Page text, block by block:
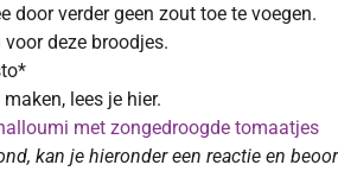
door verder geen zout toe te voegen.
deze broodjes.
lees je hier.
met zongedroogde tomaatjes
kan je hieronder een reactie en